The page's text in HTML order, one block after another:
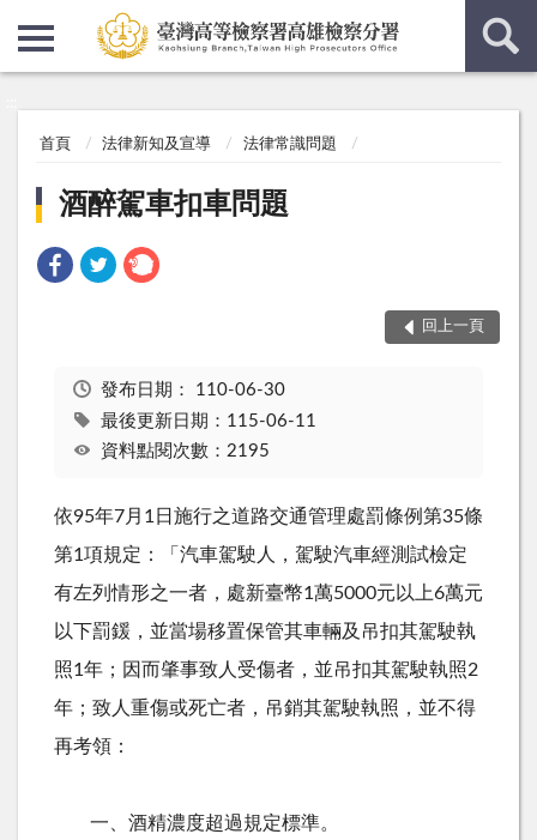
首頁 法律新知及宣導 法律常識問題
酒醉駕車扣車問題
回上一頁
發布日期： 110-06-30
最後更新日期：115-06-11
資料點閱次數：2195
依95年7月1日施行之道路交通管理處罰條例第35條
第1項規定：「汽車駕駛人，駕駛汽車經測試檢定
有左列情形之一者，處新臺幣1萬5000元以上6萬元
以下罰鍰，並當場移置保管其車輛及吊扣其駕駛執
照1年；因而肇事致人受傷者，並吊扣其駕駛執照2
年；致人重傷或死亡者，吊銷其駕駛執照，並不得
再考領：
一、酒精濃度超過規定標準。